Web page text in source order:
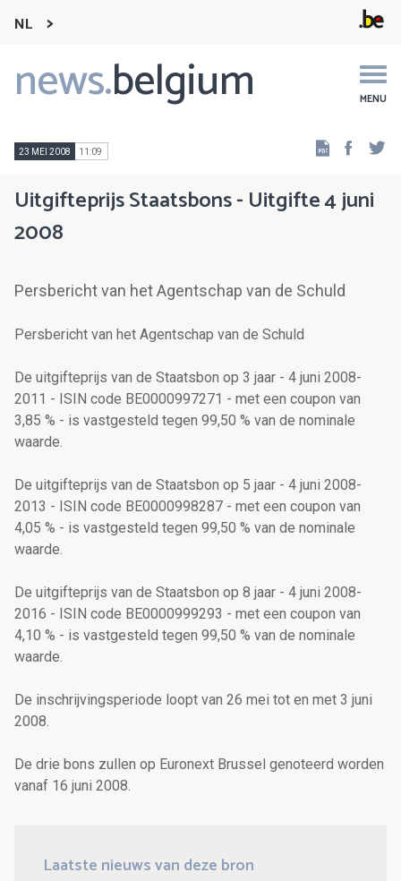
NL
news.belgium MENU
Main
navigation
23 MEI 2008 11:09
Uitgifteprijs Staatsbons - Uitgifte 4 juni
2008
Persbericht van het Agentschap van de Schuld
Persbericht van het Agentschap van de Schuld
De uitgifteprijs van de Staatsbon op 3 jaar - 4 juni 2008-
2011 - ISIN code BE0000997271 - met een coupon van
3,85 % - is vastgesteld tegen 99,50 % van de nominale
waarde.
De uitgifteprijs van de Staatsbon op 5 jaar - 4 juni 2008-
2013 - ISIN code BE0000998287 - met een coupon van
4,05 % - is vastgesteld tegen 99,50 % van de nominale
waarde.
De uitgifteprijs van de Staatsbon op 8 jaar - 4 juni 2008-
2016 - ISIN code BE0000999293 - met een coupon van
4,10 % - is vastgesteld tegen 99,50 % van de nominale
waarde.
De inschrijvingsperiode loopt van 26 mei tot en met 3 juni
2008.
De drie bons zullen op Euronext Brussel genoteerd worden
vanaf 16 juni 2008.
Laatste nieuws van deze bron